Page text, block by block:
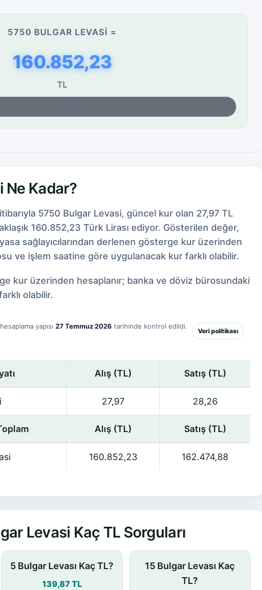
5750 BULGAR LEVASI =
160.852,23
TL
Ne Kadar?
5750 Bulgar Levasi, güncel kur olan 27,97 TL
160.852,23 Türk Lirası ediyor. Gösterilen değer,
sağlayıcılarından derlenen gösterge kur üzerinden
ve işlem saatine göre uygulanacak kur farklı olabilir.
kur üzerinden hesaplanır; banka ve döviz bürosundaki
olabilir.
yapısı 27 Temmuz 2026 tarihinde kontrol edildi.
Veri politikası
Alış (TL) Satış (TL)
27,97 28,26
Alış (TL) Satış (TL)
160.852,23 162.474,88
Levasi Kaç TL Sorguları
5 Bulgar Levası Kaç TL?
139,87 TL
15 Bulgar Levası Kaç
TL?